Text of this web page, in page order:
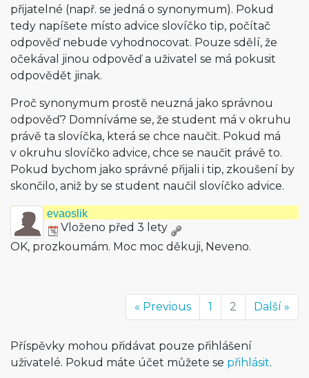
přijatelné (např. se jedná o synonymum). Pokud
tedy napíšete místo advice slovíčko tip, počítač
odpověď nebude vyhodnocovat. Pouze sdělí, že
očekával jinou odpověď a uživatel se má pokusit
odpovědět jinak.
Proč synonymum prostě neuzná jako správnou
odpověď? Domníváme se, že student má v okruhu
právě ta slovíčka, která se chce naučit. Pokud má
v okruhu slovíčko advice, chce se naučit právě to.
Pokud bychom jako správné přijali i tip, zkoušení by
skončilo, aniž by se student naučil slovíčko advice.
evaoslik
Vloženo před 3 lety
OK, prozkoumám. Moc moc děkuji, Neveno.
« Previous 1 2 Další »
Příspěvky mohou přidávat pouze přihlášení
uživatelé. Pokud máte účet můžete se přihlásit.